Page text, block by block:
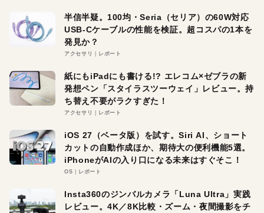
半信半疑。100均・Seria（セリア）の60W対応
USB-Cケーブルの性能を検証。超コスパの1本を
発見か？
アクセサリ レポート
紙にもiPadにも書ける!? エレコム×ゼブラの新
発想ペン「スタイラスツーウェイ」レビュー。持
ち替え不要がラクすぎた！
アクセサリ レポート
iOS 27（ベータ版）を試す。Siri AI、ショート
カットの自動作成ほか、期待大の便利機能5選。
iPhoneがAIの入り口になる未来はすぐそこ！
OS レポート
Insta360のジンバルカメラ「Luna Ultra」実践
レビュー。4K／8K比較・ズーム・夜間撮影をチ